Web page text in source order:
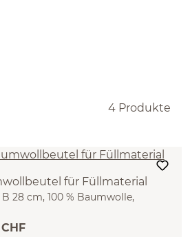
4 Produkte
für Füllmaterial
B 28 cm, 100 % Baumwolle,